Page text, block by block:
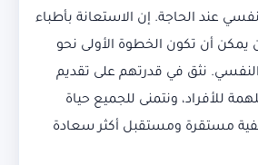
عند الحاجة. إن الاستعانة بأطباء
أن تكون الخطوة الأولى نحو
النفسي. نثق في قدرتهم على تقديم
للأفراد، ونتمنى للجميع حياة
مستقرة ومستقبل أكثر سعادة